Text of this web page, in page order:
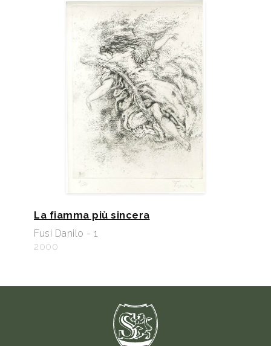
La fiamma più sincera
Fusi Danilo - 1
2000